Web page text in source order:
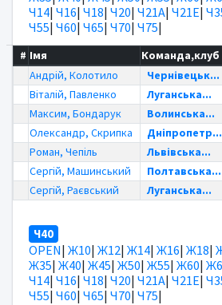
Ч14| Ч16| Ч18| Ч20| Ч21А| Ч21Е|
Ч55| Ч60| Ч65| Ч70| Ч75|
# Імя Команда,клуб
Андрій, Колотило
Чернівецьк...
Віталій, Павленко
Луганська...
Максим, Бондарук
Волинська...
Олександр, Скрипка
Дніпропетр...
Роман, Чепіль
Львівська...
Сергій, Машинський
Полтавська...
Сергій, Раєвський
Луганська...
Ч40
OPEN| Ж10| Ж12| Ж14| Ж16| Ж18|
Ж35| Ж40| Ж45| Ж50| Ж55| Ж60|
Ч14| Ч16| Ч18| Ч20| Ч21А| Ч21Е|
Ч55| Ч60| Ч65| Ч70| Ч75|